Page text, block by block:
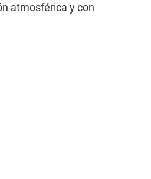
atmosférica y con